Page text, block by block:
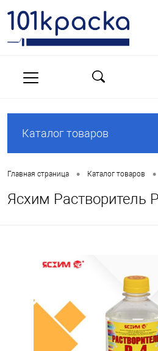
Каталог товаров
Главная страница • Каталог товаров •
Ясхим Растворитель